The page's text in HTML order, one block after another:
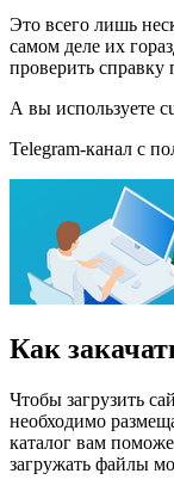
Это всего лишь
самом деле их
проверить справку
А вы используете
Telegram-канал с
Как
Чтобы загрузить
необходимо
каталог вам
загружать файлы